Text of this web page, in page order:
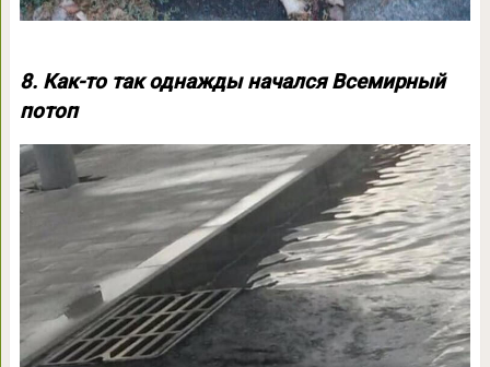
8. Как-то так однажды начался Всемирный
потоп